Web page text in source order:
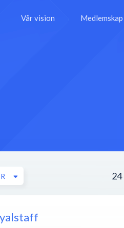
Vår vision Medlemskap
24